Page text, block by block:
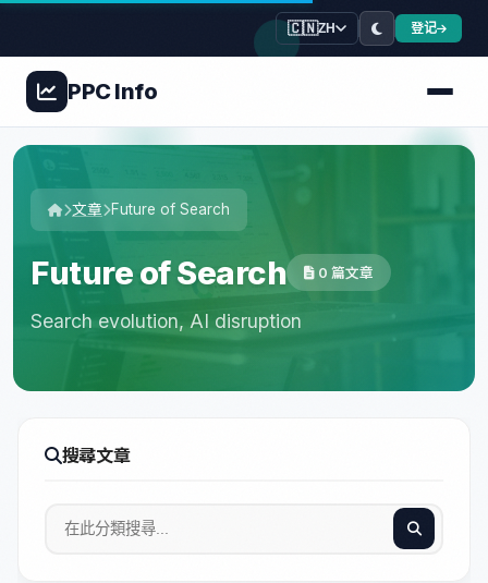
🇨🇳ZH 登记
PPCInfo
文章 Future of Search
Future of Search 0 篇文章
Search evolution, AI disruption
搜尋文章